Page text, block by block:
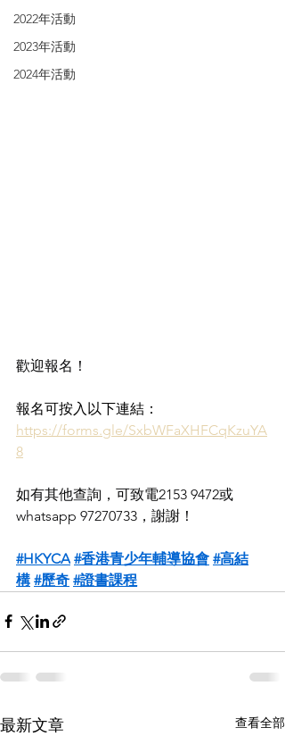
2022年活動
2023年活動
2024年活動
歡迎報名！
報名可按入以下連結：
https://forms.gle/SxbWFaXHFCqKzuYA
8
如有其他查詢，可致電2153 9472或
whatsapp 97270733，謝謝！
#HKYCA #香港青少年輔導協會 #高結
構 #歷奇 #證書課程
最新文章 查看全部